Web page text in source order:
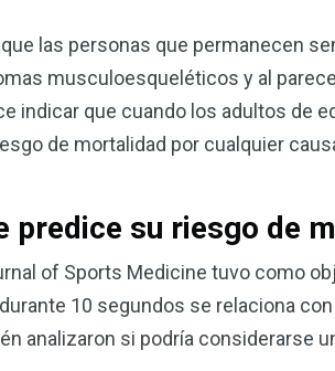
las personas que permanecen
musculoesqueléticos y al
indicar que cuando los adultos de
de mortalidad por cualquier
predice su riesgo de
of Sports Medicine tuvo como
10 segundos se relaciona
analizaron si podría considerarse
Mejore su
vinagre de
mi guía ahora
remedios más
quiera mejorar su
corazón o controlar
complemento para
¡Descubra todo lo